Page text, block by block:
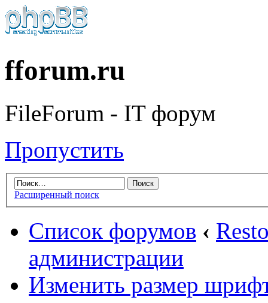
fforum.ru
FileForum - IT форум
Пропустить
Расширенный поиск
Список форумов ‹
администрации
Изменить размер